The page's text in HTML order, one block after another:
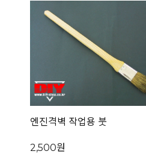
엔진격벽 작업용 붓
2,500원